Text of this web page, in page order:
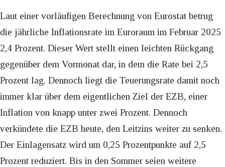
Laut einer vorläufigen Berechnung von Eurostat betrug
die jährliche Inflationsrate im Euroraum im Februar 2025
2,4 Prozent. Dieser Wert stellt einen leichten Rückgang
gegenüber dem Vormonat dar, in dem die Rate bei 2,5
Prozent lag. Dennoch liegt die Teuerungsrate damit noch
immer klar über dem eigentlichen Ziel der EZB, einer
Inflation von knapp unter zwei Prozent. Dennoch
verkündete die EZB heute, den Leitzins weiter zu senken.
Der Einlagensatz wird um 0,25 Prozentpunkte auf 2,5
Prozent reduziert. Bis in den Sommer seien weitere